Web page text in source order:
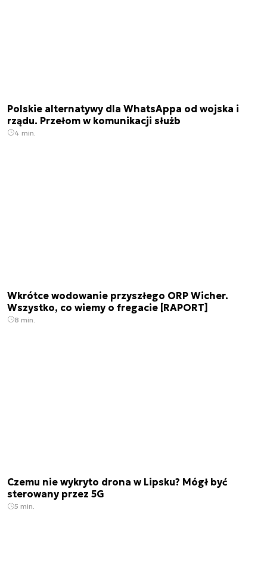
Polskie alternatywy dla WhatsAppa od wojska i
rządu. Przełom w komunikacji służb
4 min.
Wkrótce wodowanie przyszłego ORP Wicher.
Wszystko, co wiemy o fregacie [RAPORT]
8 min.
Czemu nie wykryto drona w Lipsku? Mógł być
sterowany przez 5G
5 min.